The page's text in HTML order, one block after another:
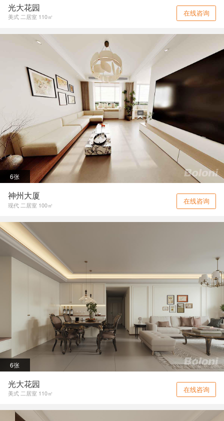
光大花园
美式 二居室 110㎡ 在线咨询
6张
神州大厦
现代 二居室 100㎡ 在线咨询
6张
光大花园
美式 二居室 110㎡ 在线咨询